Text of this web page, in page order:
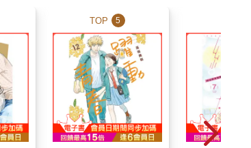
TOP 5